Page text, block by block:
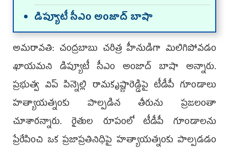
డిప్యూటీ సీఎం అంజాద్‌ బాషా
అమరావతి: చంద్రబాబు చరిత్ర హీనుడిగా మిలిగిపోవడం
ఖాయమని డిప్యూటీ సీఎం అంజాద్‌ బాషా అన్నారు.
ప్రభుత్వ విప్‌ పిన్నెల్లి రామకృష్ణారెడ్డిపై టీడీపీ గూండాలు
హత్యాయత్నంకు పాల్పడిన తీరును ప్రజలంతా
చూశారన్నారు. రైతుల రూపంలో టీడీపీ గూండాలను
ప్రేరేపించి ఒక ప్రజాప్రతినిధిపై హత్యాయత్నంకు పాల్పడడం